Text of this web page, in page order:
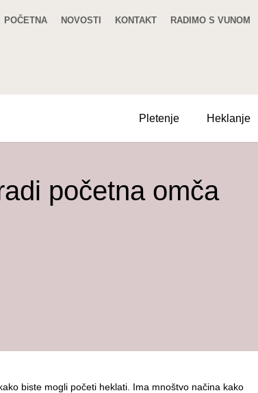
POČETNA NOVOSTI KONTAKT RADIMO S VUNOM
Pletenje Heklanje
početna omča
biste mogli početi heklati. Ima mnoštvo načina kako